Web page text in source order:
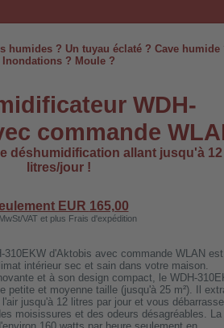
humides ? Un tuyau éclaté ? Cave humide
Inondations ? Moule ?
WDH-
commande
déshumidification allant jusqu'à 12
litres/jour !
EUR 165,00
VAT et plus Frais d'expédition
310EKW d'Aktobis avec commande WLAN
intérieur sec et sain dans votre maison.
et à son design compact, le WDH-
petite et moyenne taille (jusqu'à 25 m²). Il
jusqu'à 12 litres par jour et vous débarrasse
moisissures et des odeurs désagréables. La